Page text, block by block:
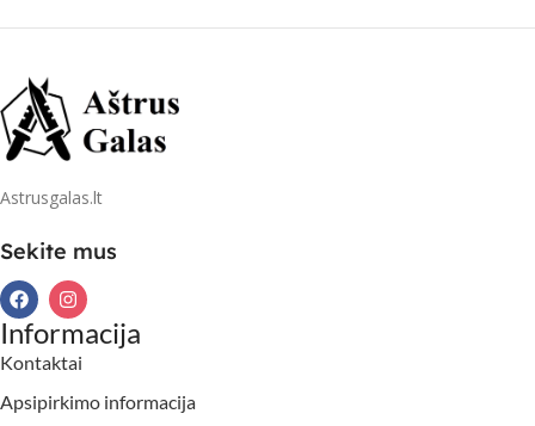
Astrusgalas.lt
Sekite mus
Informacija
Kontaktai
Apsipirkimo informacija